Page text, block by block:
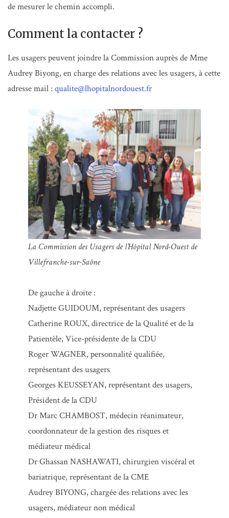
de mesurer le chemin accompli.
Comment la contacter ?
Les usagers peuvent joindre la Commission auprès de Mme
Audrey Biyong, en charge des relations avec les usagers, à cette
adresse mail : qualite@lhopitalnordouest.fr
La Commission des Usagers de l’Hôpital Nord-Ouest de
Villefranche-sur-Saône
De gauche à droite :
Nadjette GUIDOUM, représentant des usagers
Catherine ROUX, directrice de la Qualité et de la
Patientèle, Vice-présidente de la CDU
Roger WAGNER, personnalité qualifiée,
représentant des usagers
Georges KEUSSEYAN, représentant des usagers,
Président de la CDU
Dr Marc CHAMBOST, médecin réanimateur,
coordonnateur de la gestion des risques et
médiateur médical
Dr Ghassan NASHAWATI, chirurgien viscéral et
bariatrique, représentant de la CME
Audrey BIYONG, chargée des relations avec les
usagers, médiateur non médical